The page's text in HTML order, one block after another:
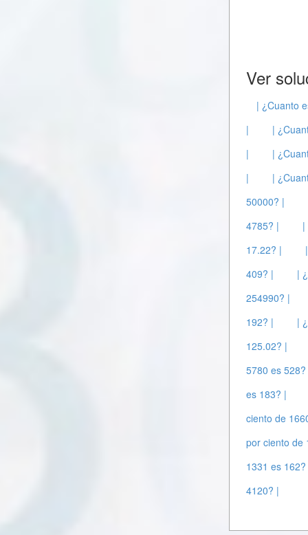
Ver
| ¿Cuanto
|
|
|
|
|
|
50000? |
4785? |
|
17.22? |
409? |
|
254990? |
192? |
|
125.02? |
5780 es
es 183? |
ciento de
por ciento de
1331 es
4120? |